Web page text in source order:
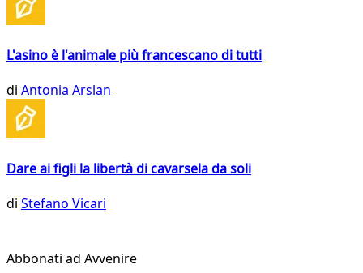
L'asino è l'animale più francescano di tutti
di Antonia Arslan
Dare ai figli la libertà di cavarsela da soli
di Stefano Vicari
Abbonati ad Avvenire